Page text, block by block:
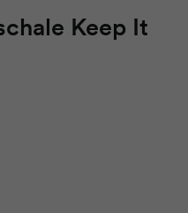
Keep It